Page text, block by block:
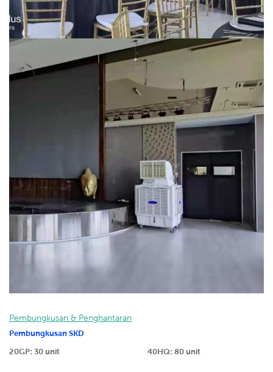
Pembungkusan & Penghantaran
Pembungkusan SKD
20GP: 30 unit
40HQ: 80 unit